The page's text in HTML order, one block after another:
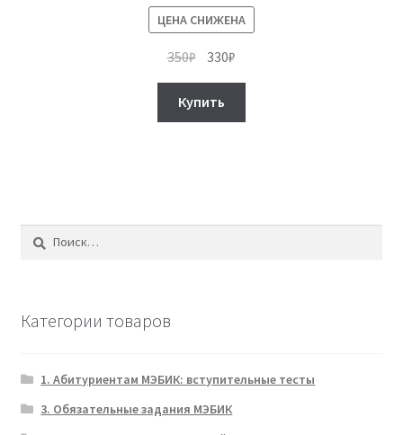
ЦЕНА СНИЖЕНА
350₽ Первоначальная
составляла
350₽.
330₽
Купить
Найти:
Категории товаров
1. Абитуриентам МЭБИК: вступительные тесты
3. Обязательные задания МЭБИК